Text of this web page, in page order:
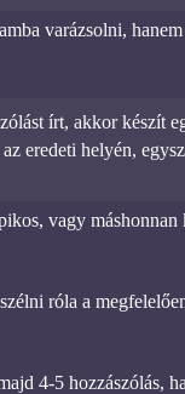
varázsolni,
írt, akkor készít
eredeti helyén,
vagy máshonnan
róla a
4-5 hozzászólás,